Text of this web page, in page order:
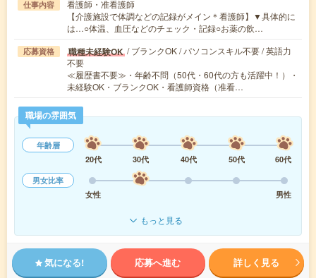
仕事内容
看護師・准看護師
【介護施設で体調などの記録がメイン＊看護師】▼具体的に
は…○体温、血圧などのチェック・記録○お薬の飲…
応募資格 職種未経験OK / ブランクOK / パソコンスキル不要 / 英語力
不要
≪履歴書不要≫・年齢不問（50代・60代の方も活躍中！）・
未経験OK・ブランクOK・看護師資格（准看…
職場の雰囲気
年齢層
20代
30代 40代 50代
60代
男女比率
女性
男性
もっと見る
気になる! 応募へ進む 詳しく見る